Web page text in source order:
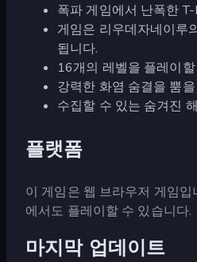
폭파 게임에서 난폭한
게임은 리우데자네이루
됩니다.
16개의 레벨을 플레이
강력한 화염 숨결을 뿜
수집할 수 있는 숨겨진
플랫폼
이 게임은 웹 브라우저 게임
에서도 플레이할 수 있습니다.
마지막 업데이트